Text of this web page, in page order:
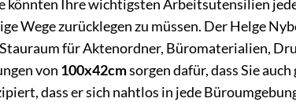
könnten Ihre wichtigsten Arbeitsutensilien
Wege zurücklegen zu müssen. Der Helge
für Aktenordner, Büromaterialien,
von 100x42cmsorgen dafür, dass Sie
dass er sich nahtlos in jede